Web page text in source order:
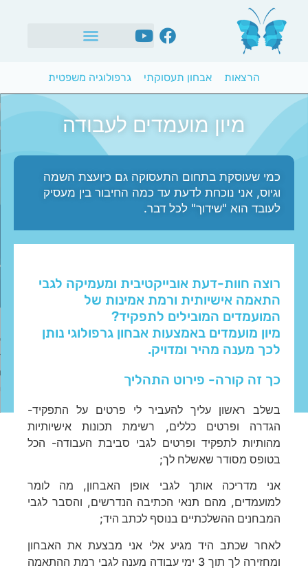
הרצאות אבחון תעסוקתי גרפולוגיה משפטית
מיון מועמדים לעבודה
כמי שעוסקת בתחום התעסוקה גם כיועצת השמה
וגיוס, אני נוכחת לדעת עד כמה החיבור בין מעסיק
לעובד הוא "שידוך" לכל דבר.
רוצה חוות-דעת אובייקטיבית ומעמיקה לגבי
התאמה אישיותית ורמת אמינות של
המועמדים המובילים לתפקיד?
מיון מועמדים באמצעות אבחון גרפולוגי נותן
לכך מענה מהיר ומדויק.
כך זה קורה- פירוט התהליך
בשלב ראשון עליך להעביר לי פרטים על התפקיד-
הגדרה ופרטים כללים, רשימת תכונות אישיותיות
מהותיות לתפקיד ופרטים לגבי סביבת העבודה- הכל
בטופס מסודר שאשלח לך;
אני מדריכה אותך לגבי אופן האבחון, מה לומר
למועמדים, מהם תנאי הכתיבה הנדרשים, והסבר לגבי
המבחנים ההשלכתיים בנוסף לכתב היד;
לאחר שכתב היד מגיע אלי אני מבצעת את האבחון
ומחזירה לך תוך 3 ימי עבודה מענה לגבי רמת ההתאמה